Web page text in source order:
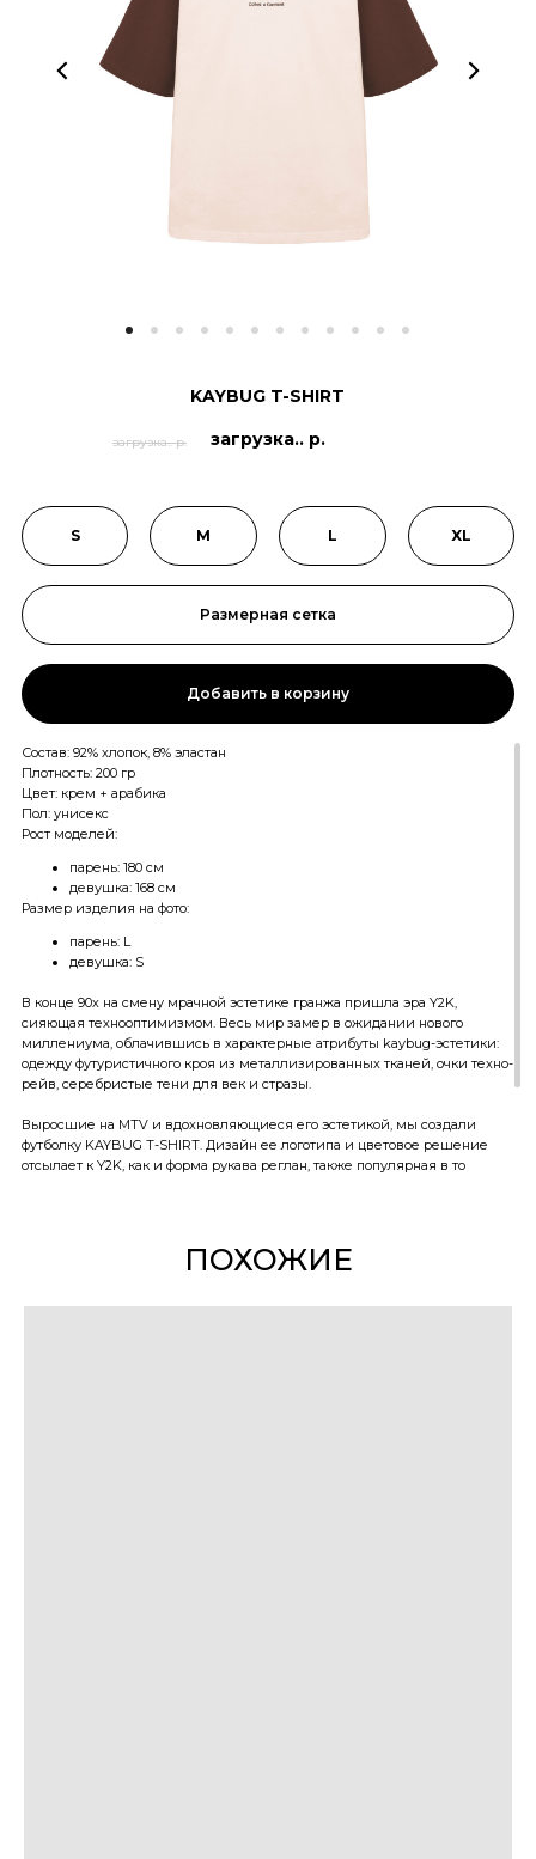
Размерная сетка
XL
L
M
S
KAYBUG T-SHIRT
загрузка.. р.
загрузка.. р.
Состав: 92% хлопок, 8% эластан
Плотность: 200 гр
Цвет: крем + арабика
Пол: унисекс
Рост моделей:
парень: 180 см
девушка: 168 см
Размер изделия на фото:
парень: L
девушка: S
В конце 90х на смену мрачной эстетике гранжа пришла эра Y2K,
сияющая технооптимизмом. Весь мир замер в ожидании нового
миллениума, облачившись в характерные атрибуты kaybug-эстетики:
одежду футуристичного кроя из металлизированных тканей, очки техно-
рейв, серебристые тени для век и стразы.
Выросшие на MTV и вдохновляющиеся его эстетикой, мы создали
футболку KAYBUG T-SHIRT. Дизайн ее логотипа и цветовое решение
отсылает к Y2K, как и форма рукава реглан, также популярная в то
Добавить в корзину
ПОХОЖИЕ